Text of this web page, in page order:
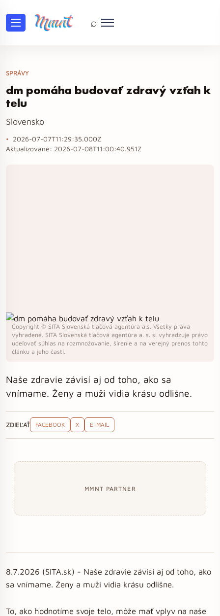
⌕
SPRÁVY
dm pomáha budovať zdravý vzťah k
telu
Slovensko
2026-07-07T11:29:35.000Z
Aktualizované: 2026-07-08T11:00:40.951Z
Copyright © SITA Slovenská tlačová agentúra a.s. Všetky práva
vyhradené. SITA Slovenská tlačová agentúra a. s. si vyhradzuje právo
udeľovať súhlas na rozmnožovanie, šírenie a na verejný prenos tohto
článku a jeho častí.
Naše zdravie závisí aj od toho, ako sa
vnímame. Ženy a muži vidia krásu odlišne.
ZDIEĽAŤ FACEBOOK X E-MAIL
MMNT PARTNER
8.7.2026 (SITA.sk) - Naše zdravie závisí aj od toho, ako
sa vnímame. Ženy a muži vidia krásu odlišne.
To, ako hodnotíme svoje telo, môže mať vplyv na naše